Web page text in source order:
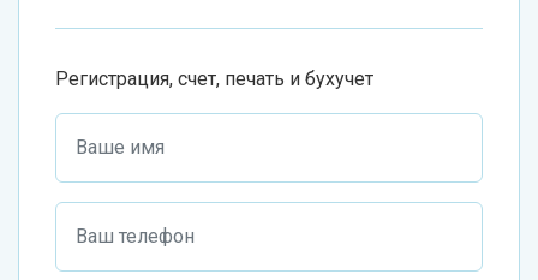
Регистрация, счет, печать и бухучет